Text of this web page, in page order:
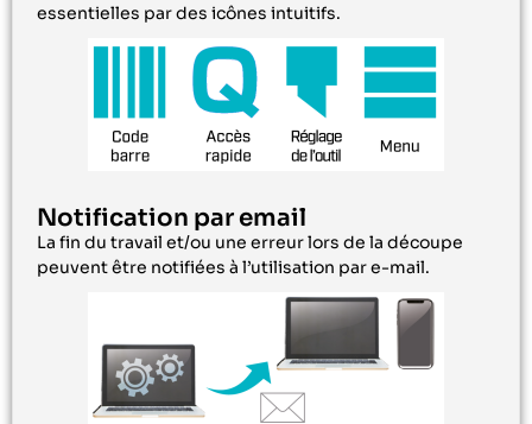
essentielles par des icônes intuitifs.
Notification par email
La fin du travail et/ou une erreur lors de la découpe
peuvent être notifiées à l’utilisation par e-mail.